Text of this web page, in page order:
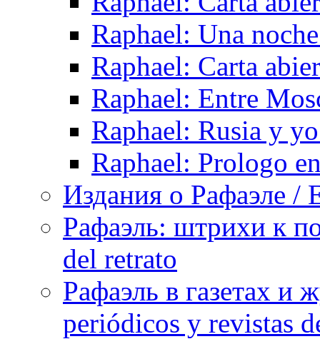
Raphael: Una
Raphael: Carta
Raphael: Entre
Raphael: Rusia y
Raphael: Prologo
Издания о Рафаэле /
Рафаэль: штрихи к
del retrato
Рафаэль в газетах и
periódicos y revistas